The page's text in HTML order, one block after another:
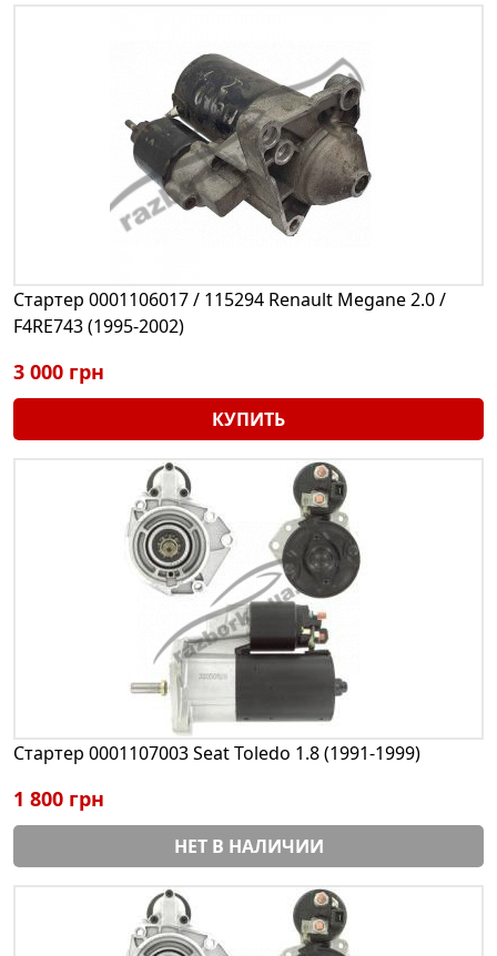
Стартер 0001106017 / 115294 Renault Megane 2.0 /
F4RE743 (1995-2002)
3 000 грн
КУПИТЬ
Стартер 0001107003 Seat Toledo 1.8 (1991-1999)
1 800 грн
НЕТ В НАЛИЧИИ